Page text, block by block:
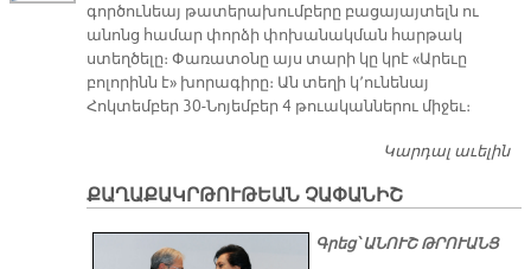
գործունեայ թատերախումբերը բացայայտելն ու
անոնց համար փորձի փոխանակման հարթակ
ստեղծելը։ Փառատօնը այս տարի կը կրէ «Արեւը
բոլորինն է» խորագիրը։ Ան տեղի կ՚ունենայ
Հոկտեմբեր 30-Նոյեմբեր 4 թուականներու միջեւ։
Կարդալ աւելին
ՔԱՂԱՔԱԿՐԹՈՒԹԵԱՆ ՉԱՓԱՆԻՇ
Գրեց՝ ԱՆՈՒՇ ԹՐՈՒԱՆՑ